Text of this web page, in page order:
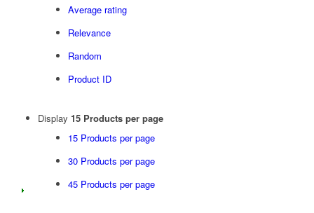
Average rating
Relevance
Random
Product ID
Display 15 Products per page
15 Products per page
30 Products per page
45 Products per page